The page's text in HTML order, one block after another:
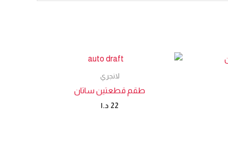
لانجري
طقم قطعتين ساتان
22 د.ا